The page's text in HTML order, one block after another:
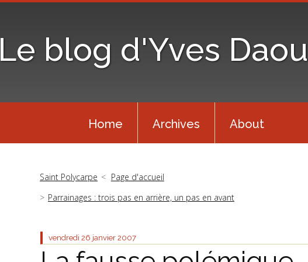
Le blog d'Yves
Home Archives About
Saint Polycarpe
Page d'accueil
Parrainages : trois pas en arrière, un pas en avant
vendredi 26 janvier 2007